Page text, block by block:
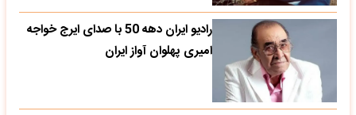
رادیو ایران دهه 50 با صدای ایرج خواجه
امیری پهلوان آواز ایران